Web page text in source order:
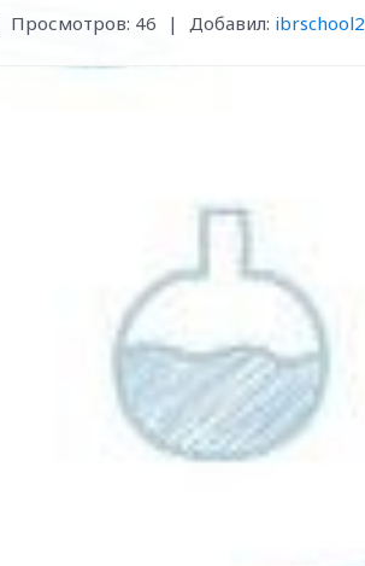
Просмотров: 46 | Добавил: ibrschool2